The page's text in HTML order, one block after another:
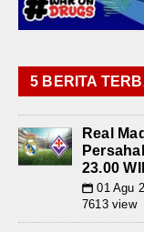
5 BERITA
Real
23.00
📅 01 Agu
7613 view